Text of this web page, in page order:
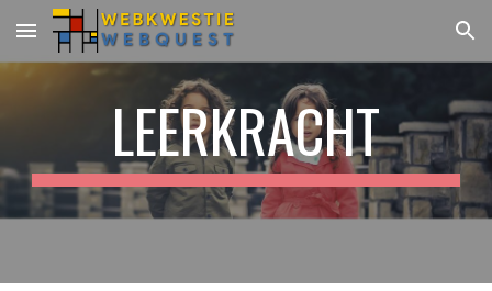
Skip to main content Skip to navigation
LEERKRACHT